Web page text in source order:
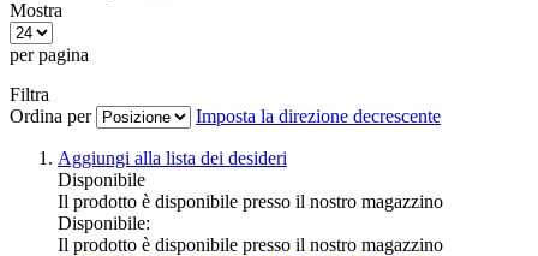
Mostra
per pagina
Filtra
Ordina per
Imposta la direzione decrescente
Aggiungi alla lista dei desideri
Disponibile
Il prodotto è disponibile presso il nostro magazzino
Disponibile:
Il prodotto è disponibile presso il nostro magazzino